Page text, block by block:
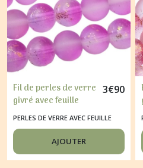
Fil de perles de verre
givré avec feuille
d'or 6 / 8 mm
FUSCHIA
3€90
PERLES DE VERRE AVEC FEUILLE
D'OR
AJOUTER